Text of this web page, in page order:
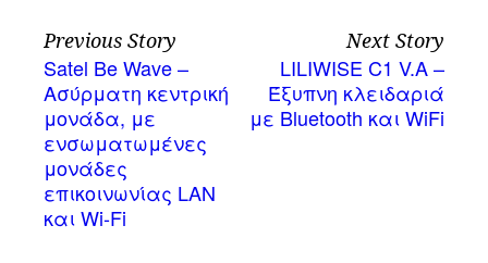
Previous Story
Satel Be Wave –
Ασύρματη κεντρική
μονάδα, με
ενσωματωμένες
μονάδες
επικοινωνίας LAN
και Wi-Fi
Next Story
LILIWISE C1 V.A –
Έξυπνη κλειδαριά
με Bluetooth και WiFi